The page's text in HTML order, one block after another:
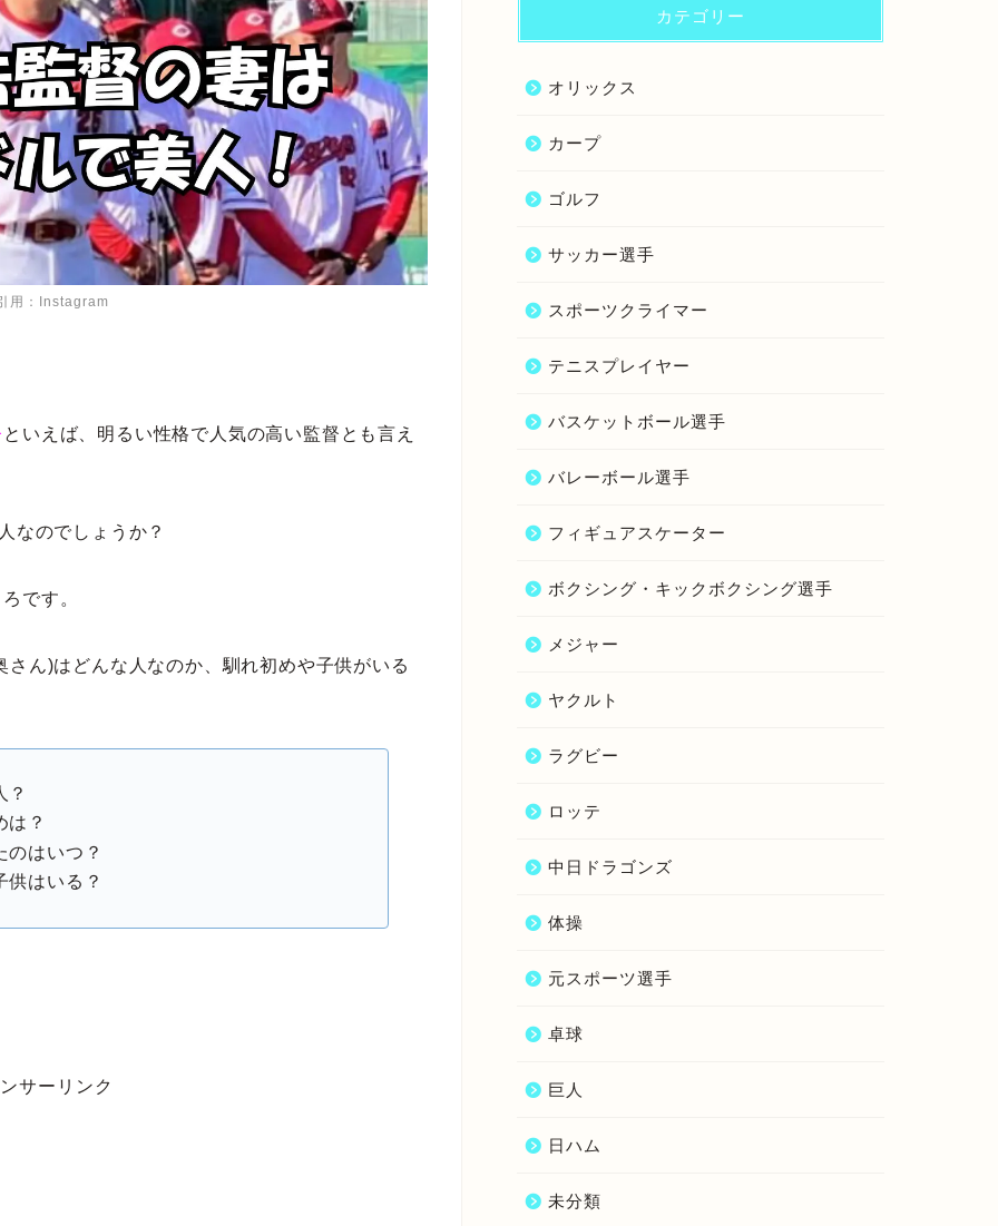
用：Instagram
といえば、明るい性格で人気の高い監督とも言え
なのでしょうか？
です。
さん)はどんな人なのか、馴れ初めや子供がいる
？
は？
のはいつ？
供はいる？
サーリンク
カテゴリー
オリックス
カープ
ゴルフ
サッカー選手
スポーツクライマー
テニスプレイヤー
バスケットボール選手
バレーボール選手
フィギュアスケーター
ボクシング・キックボクシング選手
メジャー
ヤクルト
ラグビー
ロッテ
中日ドラゴンズ
体操
元スポーツ選手
卓球
巨人
日ハム
未分類